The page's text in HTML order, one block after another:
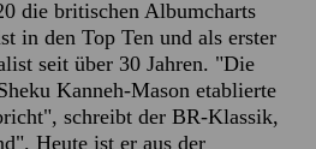
die britischen Albumcharts
in den Top Ten und als erster
seit über 30 Jahren. "Die
Kanneh-Mason etablierte
schreibt der BR-Klassik,
Heute ist er aus der